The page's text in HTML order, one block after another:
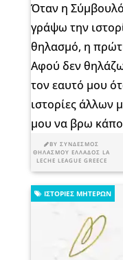
Όταν η
γράψω την
θηλασμό, η
Αφού δεν
τον εαυτό μου
ιστορίες άλλων
μου να βρω
BYΣΎΝΔΕΣΜΟΣ
ΘΗΛΑΣΜΟΎ ΕΛΛΆΔΟΣ LA
LECHE LEAGUE GREECE
ΙΣΤΟΡΊΕΣ ΜΗΤΈΡΩΝ